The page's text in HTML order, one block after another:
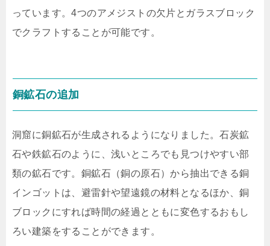
っています。4つのアメジストの欠片とガラスブロック
でクラフトすることが可能です。
銅鉱石の追加
洞窟に銅鉱石が生成されるようになりました。石炭鉱
石や鉄鉱石のように、浅いところでも見つけやすい部
類の鉱石です。銅鉱石（銅の原石）から抽出できる銅
インゴットは、避雷針や望遠鏡の材料となるほか、銅
ブロックにすれば時間の経過とともに変色するおもし
ろい建築をすることができます。